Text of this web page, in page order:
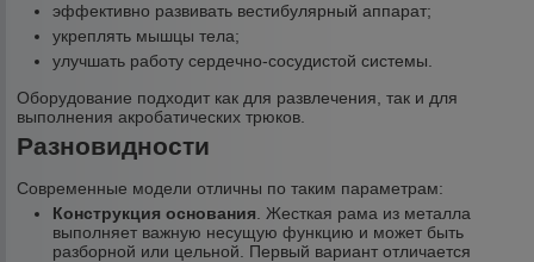
эффективно развивать вестибулярный аппарат;
укреплять мышцы тела;
улучшать работу сердечно-сосудистой системы.
Оборудование подходит как для развлечения, так и для
выполнения акробатических трюков.
Разновидности
Современные модели отличны по таким параметрам:
Конструкция основания . Жесткая рама из металла
выполняет важную несущую функцию и может быть
разборной или цельной. Первый вариант отличается